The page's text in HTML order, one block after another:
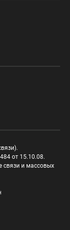
от 15.10.08.
связи и массовых